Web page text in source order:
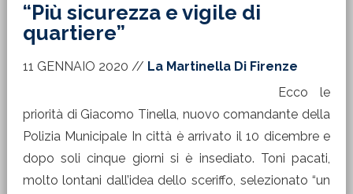
“Più sicurezza e vigile di
quartiere”
11 GENNAIO 2020 // La Martinella Di Firenze
Ecco le
priorità di Giacomo Tinella, nuovo comandante della
Polizia Municipale In città è arrivato il 10 dicembre e
dopo soli cinque giorni si è insediato. Toni pacati,
molto lontani dall’idea dello sceriffo, selezionato “un